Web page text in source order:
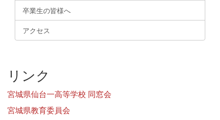
卒業生の皆様へ
アクセス
リンク
宮城県仙台一高等学校 同窓会
宮城県教育委員会